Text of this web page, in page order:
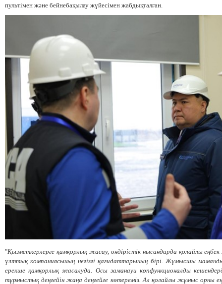
пультімен және бейнебақылау жүйесімен жабдықталған.
"Қызметкерлерге қамқорлық жасау, өндірістік нысандарда қолайлы еңбек
ұлттық компаниясының негізгі қағидаттарының бірі. Жұмысшы
ерекшеқамқорлық жасалуда. Осы заманауи көпфункционалды
тұрмыстық деңгейінжаңа деңгейге көтереміз. Ал қолайлы жұмыс орны